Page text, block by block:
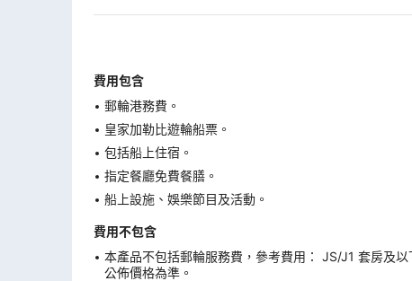
費用包含
郵輪港務費。
皇家加勒比遊輪船票。
包括船上住宿。
指定餐廳免費餐膳。
船上設施、娛樂節目及活動。
費用不包含
本產品不包括郵輪服務費，參考費用： JS/J1 套房及
公佈價格為準。